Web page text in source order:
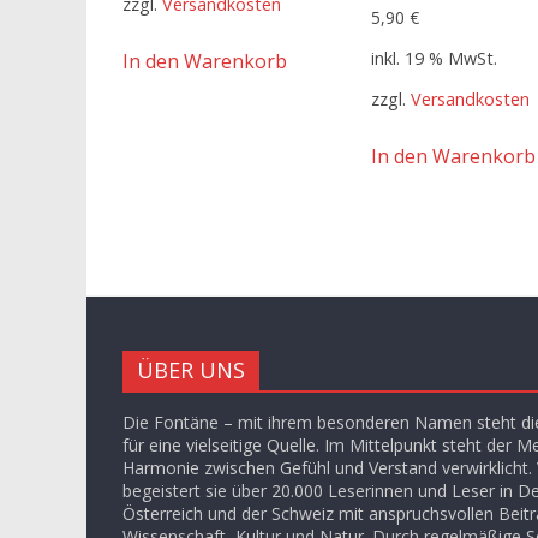
In den Warenkorb
5,90 €
inkl. 19 % MwSt.
zzgl. Versandkosten
In den Warenkorb
ÜBER UNS
Die Fontäne – mit ihrem besonderen Namen steht
für eine vielseitige Quelle. Im Mittelpunkt steht der
Harmonie zwischen Gefühl und Verstand verwirklicht.
begeistert sie über 20.000 Leserinnen und Leser in
Österreich und der Schweiz mit anspruchsvollen